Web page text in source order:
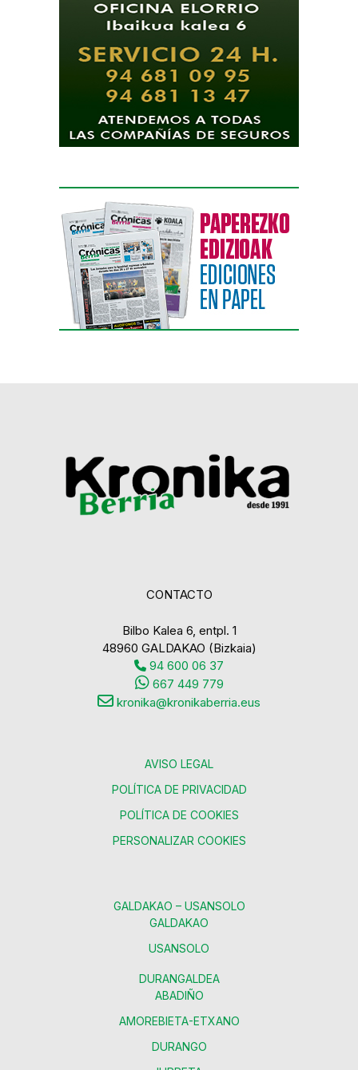
CONTACTO
Bilbo Kalea 6, entpl. 1
48960 GALDAKAO (Bizkaia)
94 600 06 37
667 449 779
kronika@kronikaberria.eus
AVISO LEGAL
POLÍTICA DE PRIVACIDAD
POLÍTICA DE COOKIES
PERSONALIZAR COOKIES
GALDAKAO – USANSOLO
GALDAKAO
USANSOLO
DURANGALDEA
ABADIÑO
AMOREBIETA-ETXANO
DURANGO